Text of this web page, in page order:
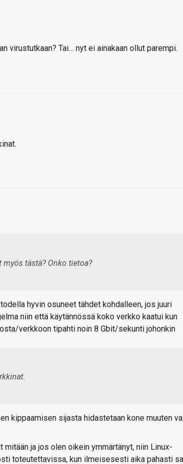
virustutkaan? Tai… nyt ei ainakaan ollut parempi.
tästä? Onko tietoa?
hyvin osuneet tähdet kohdalleen, jos juuri
niin että käytännössä koko verkko kaatui kun
verkkoon tipahti noin 8 Gbit/sekunti johonkin
kippaamisen sijasta hidastetaan kone muuten
ja jos olen oikein ymmärtänyt, niin Linux-
toteutettavissa, kun ilmeisesesti aika pahasti